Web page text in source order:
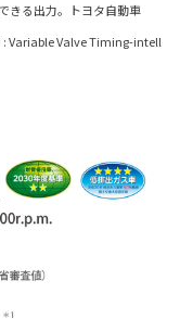
きる出力。トヨタ自動車
: Variable Valve Timing-intell